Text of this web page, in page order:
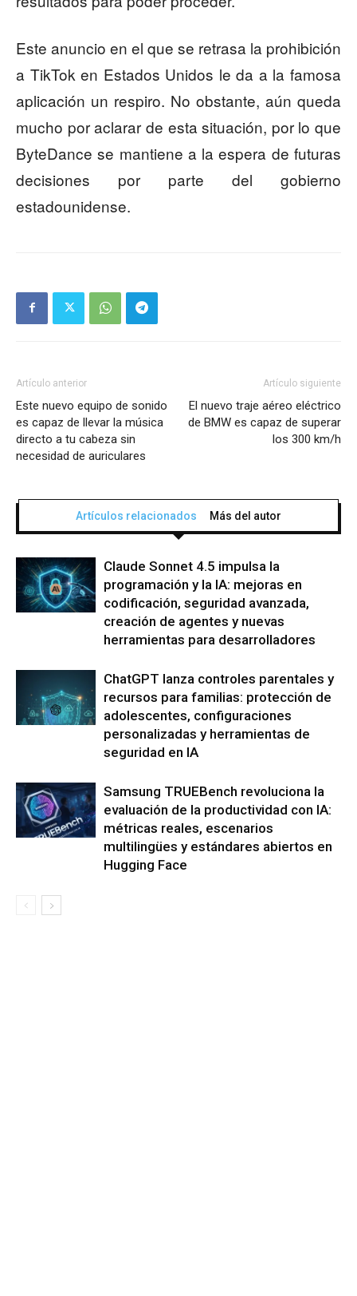
Este anuncio en el que se retrasa la prohibición
a TikTok en Estados Unidos le da a la famosa
aplicación un respiro. No obstante, aún queda
mucho por aclarar de esta situación, por lo que
ByteDance se mantiene a la espera de futuras
decisiones por parte del gobierno
estadounidense.
Artículo anterior
Este nuevo equipo de sonido
es capaz de llevar la música
directo a tu cabeza sin
necesidad de auriculares
Artículo siguiente
El nuevo traje aéreo eléctrico
de BMW es capaz de superar
los 300 km/h
Artículos relacionados Más del autor
Claude Sonnet 4.5 impulsa la
programación y la IA: mejoras en
codificación, seguridad avanzada,
creación de agentes y nuevas
herramientas para desarrolladores
ChatGPT lanza controles parentales y
recursos para familias: protección de
adolescentes, configuraciones
personalizadas y herramientas de
seguridad en IA
Samsung TRUEBench revoluciona la
evaluación de la productividad con IA:
métricas reales, escenarios
multilingües y estándares abiertos en
Hugging Face